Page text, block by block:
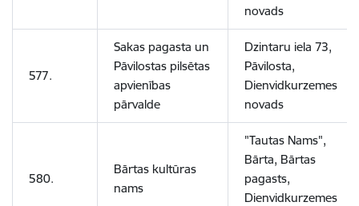
novads
577.
Sakas pagasta un
Pāvilostas pilsētas
apvienības
pārvalde
Dzintaru iela 73,
Pāvilosta,
Dienvidkurzemes
novads
580.
Bārtas kultūras
nams
"Tautas Nams",
Bārta, Bārtas
pagasts,
Dienvidkurzemes